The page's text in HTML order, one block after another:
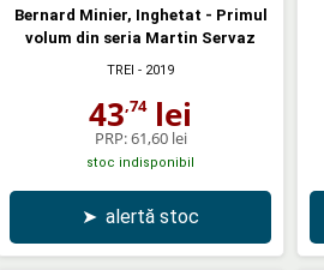
Bernard Minier, Inghetat - Primul
volum din seria Martin Servaz
TREI - 2019
43,74lei
PRP:61,60 lei
stoc indisponibil
➤ alertă stoc